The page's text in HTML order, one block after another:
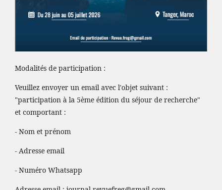
Modalités de participation :
Veuillez envoyer un email avec l'objet suivant :
"participation à la 5ème édition du séjour de recherche"
et comportant :
- Nom et prénom
- Adresse email
- Numéro Whatsapp